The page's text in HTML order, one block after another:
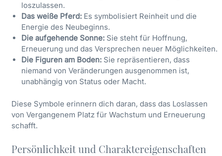
loszulassen.
Das weiße Pferd: Es symbolisiert Reinheit und die
Energie des Neubeginns.
Die aufgehende Sonne: Sie steht für Hoffnung,
Erneuerung und das Versprechen neuer Möglichkeiten.
Die Figuren am Boden: Sie repräsentieren, dass
niemand von Veränderungen ausgenommen ist,
unabhängig von Status oder Macht.
Diese Symbole erinnern dich daran, dass das Loslassen
von Vergangenem Platz für Wachstum und Erneuerung
schafft.
Persönlichkeit und Charaktereigenschaften